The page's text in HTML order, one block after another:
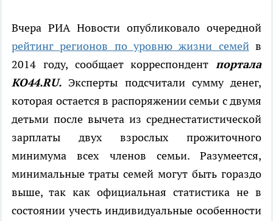
Вчера РИА Новости опубликовало очередной
рейтинг регионов по уровню жизни семейв
2014 году, сообщает корреспондент портала
КО44.RU. Эксперты подсчитали сумму денег,
которая остается в распоряжении семьи с двумя
детьми после вычета из среднестатистической
зарплаты двух взрослых прожиточного
минимума всех членов семьи. Разумеется,
минимальные траты семей могут быть гораздо
выше, так как официальная статистика не в
состоянии учесть индивидуальные особенности